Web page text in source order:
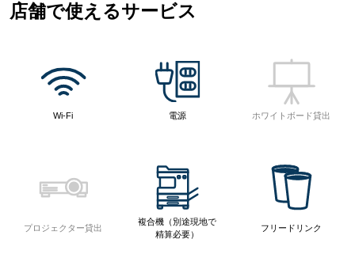
店舗で使えるサービス
Wi-Fi 電源 ホワイトボード貸出
プロジェクター貸出
複合機（別途現地で
精算必要）
フリードリンク